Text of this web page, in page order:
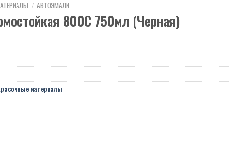
/ АВТОЭМАЛИ
800С 750мл (Черная)
материалы